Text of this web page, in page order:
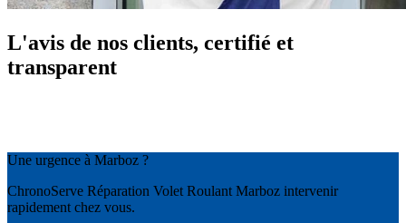
L'avis de nos clients, certifié et
transparent
Une urgence à Marboz ?
ChronoServe Réparation Volet Roulant Marboz intervenir
rapidement chez vous.